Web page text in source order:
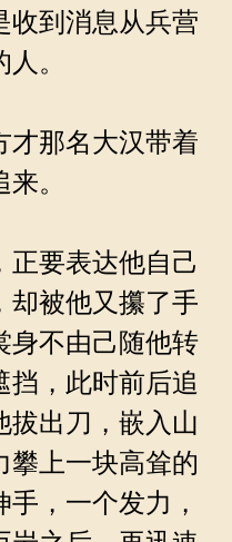
收到消息从兵营
。
那名大汉带着
。
要表达他自己
却被他又攥了手
身不由己随他转
挡，此时前后追
拔出刀，嵌入山
攀上一块高耸的
，一个发力，